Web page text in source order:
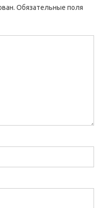
Обязательные поля